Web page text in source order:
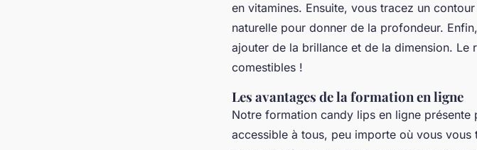
en vitamines. Ensuite, vous tracez un
naturelle pour donner de la profondeur.
ajouter de la brillance et de la dimension. Le
comestibles !
Les avantages de la formation en ligne
Notre formation candy lips en ligne
accessible à tous, peu importe où vous